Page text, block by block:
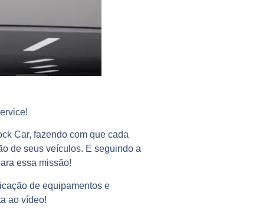
Car, fazendo com que cada
de seus veículos. E seguindo a
essa missão!
de equipamentos e
ao vídeo!